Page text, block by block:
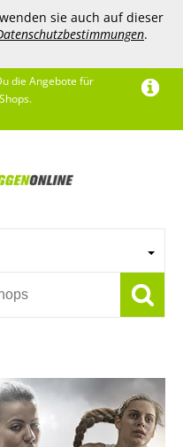
sie auch auf dieser
.
die Angebote für